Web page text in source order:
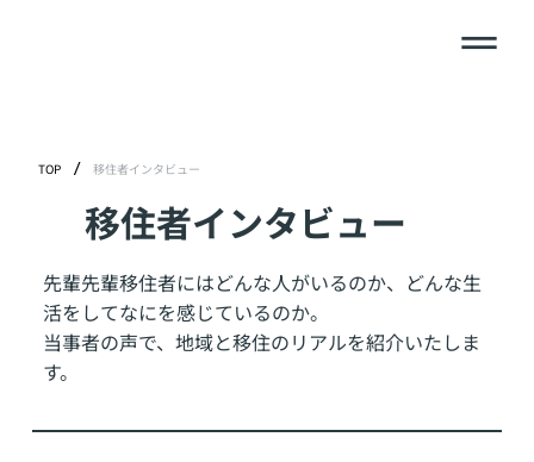
移住者インタビュー
先輩先輩移住者にはどんな人がいるのか、どんな生
活をしてなにを感じているのか。
当事者の声で、地域と移住のリアルを紹介いたしま
す。
TOP / 移住者インタビュー